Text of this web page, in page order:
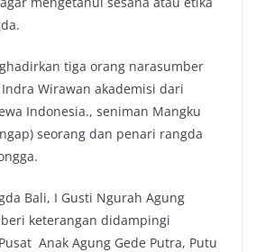
tiga orang narasumber
Wirawan akademisi dari
Indonesia., seniman Mangku
seorang dan penari rangda
Bali, I Gusti Ngurah Agung
keterangan didampingi
Anak Agung Gede Putra, Putu